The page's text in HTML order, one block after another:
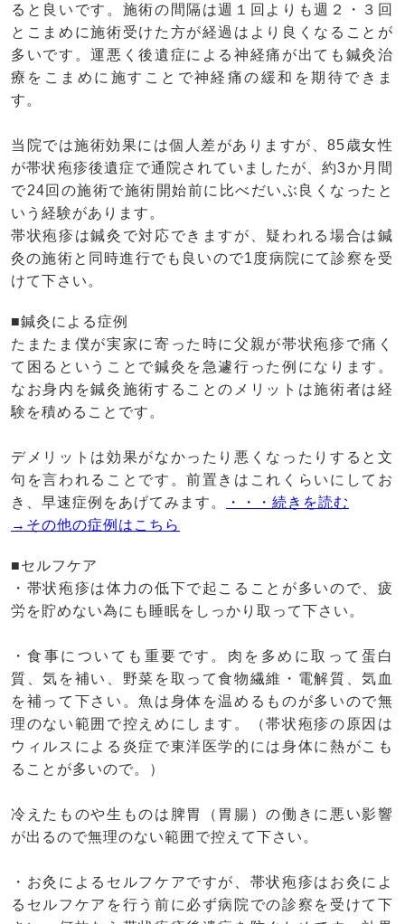
ると良いです。施術の間隔は週１回よりも週２・３回
とこまめに施術受けた方が経過はより良くなることが
多いです。運悪く後遺症による神経痛が出ても鍼灸治
療をこまめに施すことで神経痛の緩和を期待できま
す。
当院では施術効果には個人差がありますが、85歳女性
が帯状疱疹後遺症で通院されていましたが、約3か月間
で24回の施術で施術開始前に比べだいぶ良くなったと
いう経験があります。
帯状疱疹は鍼灸で対応できますが、疑われる場合は鍼
灸の施術と同時進行でも良いので1度病院にて診察を受
けて下さい。
■鍼灸による症例
たまたま僕が実家に寄った時に父親が帯状疱疹で痛く
て困るということで鍼灸を急遽行った例になります。
なお身内を鍼灸施術することのメリットは施術者は経
験を積めることです。
デメリットは効果がなかったり悪くなったりすると文
句を言われることです。前置きはこれくらいにしてお
き、早速症例をあげてみます。
・・・続きを読む
→その他の症例はこちら
■セルフケア
・帯状疱疹は体力の低下で起こることが多いので、疲
労を貯めない為にも睡眠をしっかり取って下さい。
・食事についても重要です。肉を多めに取って蛋白
質、気を補い、野菜を取って食物繊維・電解質、気血
を補って下さい。魚は身体を温めるものが多いので無
理のない範囲で控えめにします。（帯状疱疹の原因は
ウィルスによる炎症で東洋医学的には身体に熱がこも
ることが多いので。）
冷えたものや生ものは脾胃（胃腸）の働きに悪い影響
が出るので無理のない範囲で控えて下さい。
・お灸によるセルフケアですが、帯状疱疹はお灸によ
るセルフケアを行う前に必ず病院での診察を受けて下